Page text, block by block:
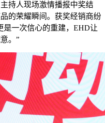
持人现场激情播报中奖结
的荣耀瞬间。获奖经销商纷
是一次信心的重建，EHD让
。”